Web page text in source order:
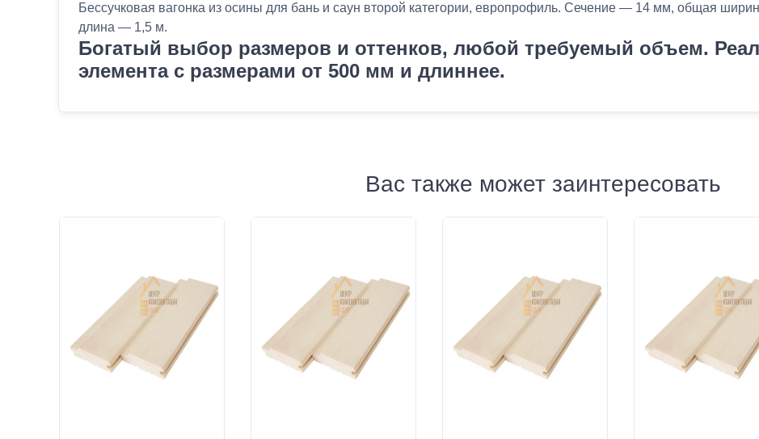
Бессучковая вагонка из осины для бань и саун второй категории, европрофиль. Сечение — 14 мм, общая
длина — 1,5 м.
Богатый выбор размеров и оттенков, любой требуемый объем.
элемента с размерами от 500 мм и длиннее.
Вас также может заинтересовать